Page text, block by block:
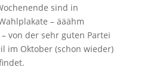
sind in
– ääähm
von der sehr guten Partei
im Oktober (schon wieder)